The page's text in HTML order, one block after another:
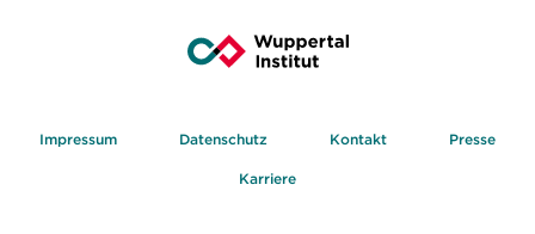
Impressum Datenschutz Kontakt Presse
Karriere